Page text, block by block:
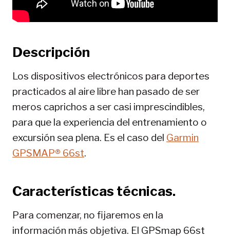
Descripción
Los dispositivos electrónicos para deportes
practicados al aire libre han pasado de ser
meros caprichos a ser casi imprescindibles,
para que la experiencia del entrenamiento o
excursión sea plena. Es el caso del Garmin
GPSMAP® 66st.
Características técnicas.
Para comenzar, no fijaremos en la
información más objetiva. El GPSmap 66st